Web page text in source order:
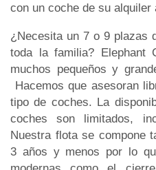
con un coche de su alquiler
¿Necesita un 7 o 9 plazas
toda la familia? Elephant
muchos pequeños y
Hacemos que asesoran
tipo de coches. La
coches son limitados,
Nuestra flota se compone
3 años y menos por lo